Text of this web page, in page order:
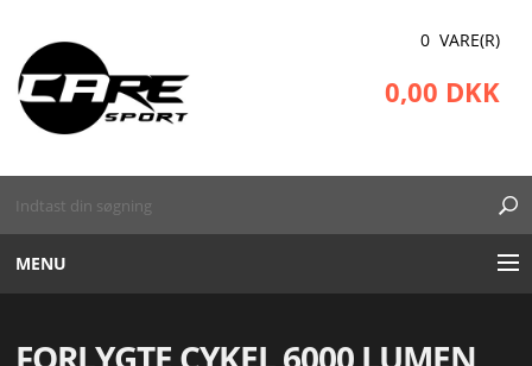
0 VARE(R)
0,00 DKK
MENU